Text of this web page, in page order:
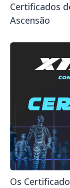
Certificados
Ascensão
Os